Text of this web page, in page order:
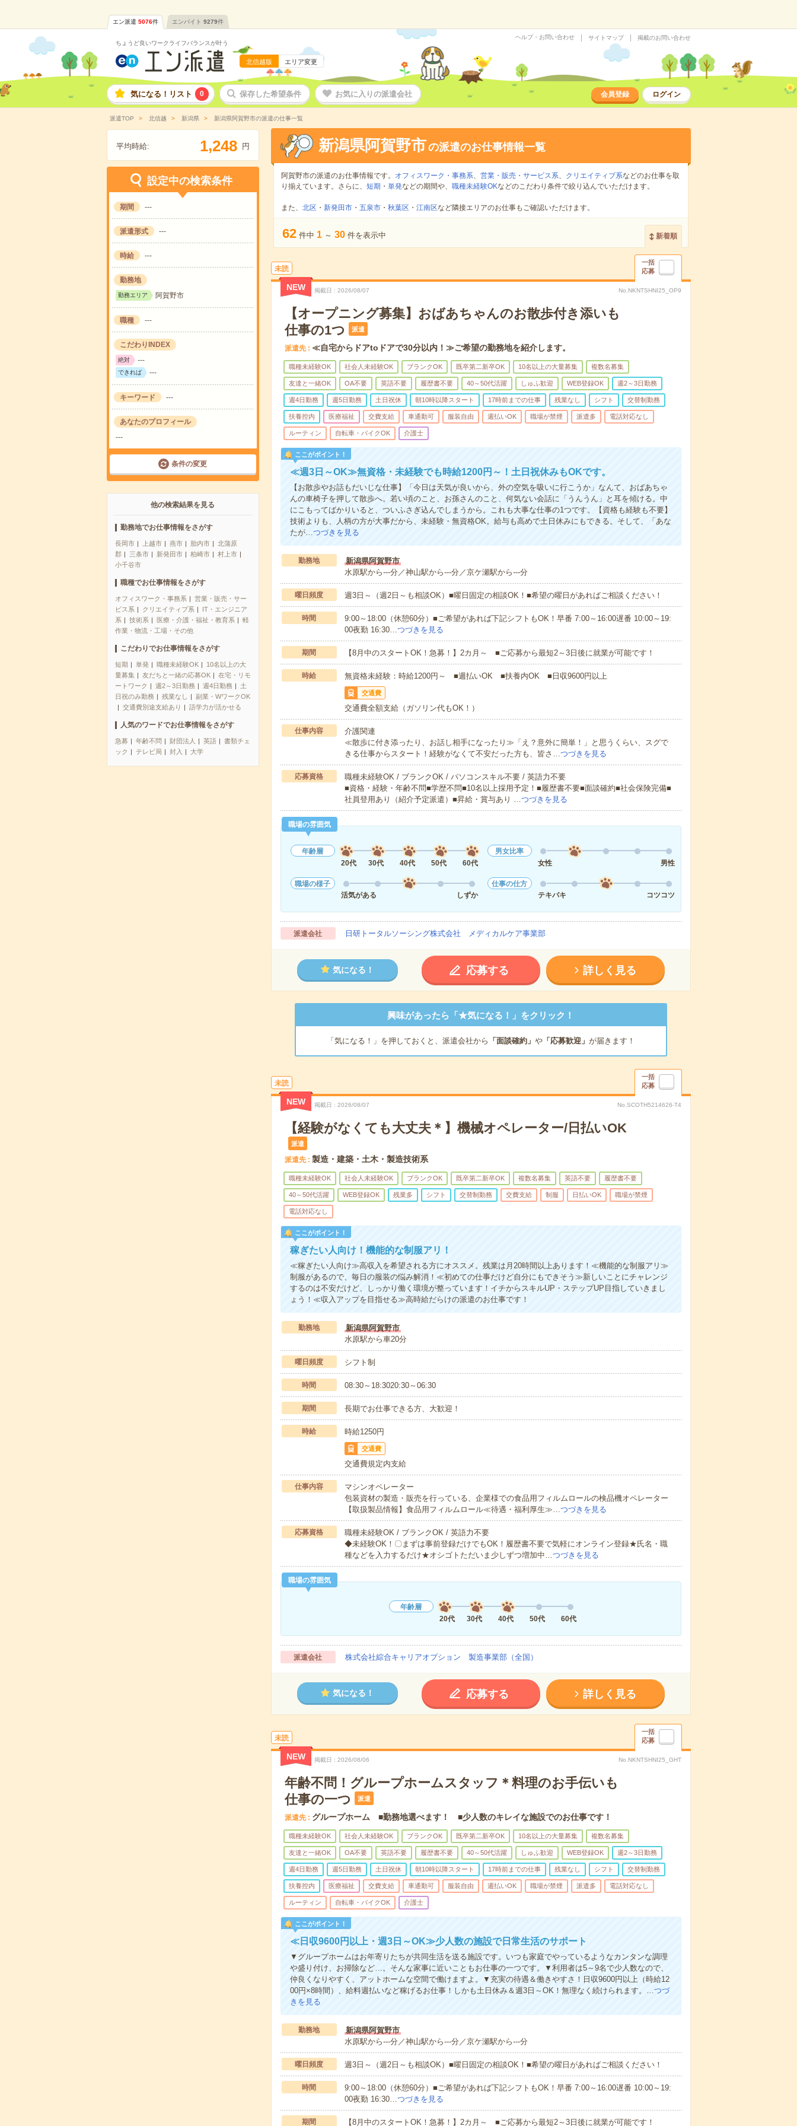
エン派遣 5076件 エンバイト 9279件
ちょうど良いワークライフバランスが叶う
北信越版 エリア変更
ヘルプ・お問い合わせ サイトマップ 掲載のお問い合わせ
気になる！リスト 0 保存した希望条件 お気に入りの派遣会社 会員登録 ログイン
派遣TOP 北信越 新潟県 新潟県阿賀野市の派遣の仕事一覧
平均時給: 1,248 円
設定中の検索条件
期間 ---
派遣形式 ---
時給 ---
勤務地
勤務エリア 阿賀野市
職種 ---
こだわりINDEX
絶対 ---
できれば ---
キーワード ---
あなたのプロフィール
---
条件の変更
他の検索結果を見る
勤務地でお仕事情報をさがす
長岡市 上越市 燕市 胎内市
北蒲原
郡
三条市 新発田市 柏崎市
村上市
小千谷市
職種でお仕事情報をさがす
オフィスワーク・事務系
営業・販売・サー
ビス系
クリエイティブ系
IT・エンジニア
系
技術系 医療・介護・福祉・教育系
軽
作業・物流・工場・その他
こだわりでお仕事情報をさがす
短期 単発 職種未経験OK
10名以上の大
量募集
友だちと一緒の応募OK
在宅・リモ
ートワーク
週2～3日勤務 週4日勤務
土
日祝のみ勤務
残業なし
副業・WワークOK
交通費別途支給あり
語学力が活かせる
人気のワードでお仕事情報をさがす
急募 年齢不問 財団法人 英語
書類チェ
ック
テレビ局 封入 大学
新潟県阿賀野市の派遣のお仕事情報一覧
阿賀野市の派遣のお仕事情報です。 オフィスワーク・事務系、 営業・販売・サービス系、 クリエイティブ系などのお仕事を取
り揃えています。さらに、 短期 ・ 単発などの期間や、 職種未経験OKなどのこだわり条件で絞り込んでいただけます。
また、 北区 ・ 新発田市・ 五泉市・ 秋葉区 ・ 江南区など隣接エリアのお仕事もご確認いただけます。
62 件中 1 ～ 30 件を表示中 新着順
未読
一括
応募
NEW 掲載日 2026/08/07 No.NKNTSHNI25_OP9
【オープニング募集】おばあちゃんのお散歩付き添いも
仕事の1つ
派遣
派遣先 ≪自宅からドアtoドアで30分以内！≫ご希望の勤務地を紹介します。
職種未経験OK 社会人未経験OK ブランクOK 既卒第二新卒OK 10名以上の大量募集 複数名募集
友達と一緒OK OA不要 英語不要 履歴書不要 40～50代活躍 しゅふ歓迎 WEB登録OK 週2～3日勤務
週4日勤務 週5日勤務 土日祝休 朝10時以降スタート 17時前までの仕事 残業なし シフト 交替制勤務
扶養控内 医療福祉 交費支給 車通勤可 服装自由 週払いOK 職場が禁煙 派遣多 電話対応なし
ルーティン 自転車・バイクOK 介護士
ここがポイント！
≪週3日～OK≫無資格・未経験でも時給1200円～！土日祝休みもOKです。
【お散歩やお話もだいじな仕事】「今日は天気が良いから、外の空気を吸いに行こうか」なんて、おばあちゃ
んの車椅子を押して散歩へ。若い頃のこと、お孫さんのこと、何気ない会話に「うんうん」と耳を傾ける。中
にこもってばかりいると、ついふさぎ込んでしまうから。これも大事な仕事の1つです。【資格も経験も不要】
技術よりも、人柄の方が大事だから、未経験・無資格OK。給与も高めで土日休みにもできる。そして、「あな
たが…つづきを見る
勤務地
新潟県阿賀野市
水原駅から---分／神山駅から---分／京ケ瀬駅から---分
曜日頻度 週3日～（週2日～も相談OK）■曜日固定の相談OK！■希望の曜日があればご相談ください！
時間
9:00～18:00（休憩60分）■ご希望があれば下記シフトもOK！早番 7:00～16:00遅番 10:00～19:
00夜勤 16:30…つづきを見る
期間 【8月中のスタートOK！急募！】2カ月～ ■ご応募から最短2～3日後に就業が可能です！
時給 無資格未経験：時給1200円～ ■週払いOK ■扶養内OK ■日収9600円以上
交通費
交通費全額支給（ガソリン代もOK！）
仕事内容
介護関連
≪散歩に付き添ったり、お話し相手になったり≫「え？意外に簡単！」と思うくらい、スグで
きる仕事からスタート！経験がなくて不安だった方も、皆さ…つづきを見る
応募資格
職種未経験OK / ブランクOK / パソコンスキル不要 / 英語力不要
■資格・経験・年齢不問■学歴不問■10名以上採用予定！■履歴書不要■面談確約■社会保険完備■
社員登用あり（紹介予定派遣）■昇給・賞与あり …つづきを見る
職場の雰囲気
年齢層
20代
30代 40代 50代 60代
男女比率
女性
男性
職場の様子
活気がある
しずか
仕事の仕方
テキパキ
コツコツ
派遣会社 日研トータルソーシング株式会社 メディカルケア事業部
気になる！ 応募する 詳しく見る
興味があったら「★気になる！」をクリック！
「気になる！」を押しておくと、派遣会社から 「面談確約」 や「応募歓迎」 が届きます！
未読
一括
応募
NEW 掲載日 2026/08/07 No.SCOTH5214626-T4
【経験がなくても大丈夫＊】機械オペレーター/日払いOK
派遣
派遣先 製造・建築・土木・製造技術系
職種未経験OK 社会人未経験OK ブランクOK 既卒第二新卒OK 複数名募集 英語不要 履歴書不要
40～50代活躍 WEB登録OK 残業多 シフト 交替制勤務 交費支給 制服 日払いOK 職場が禁煙
電話対応なし
ここがポイント！
稼ぎたい人向け！機能的な制服アリ！
≪稼ぎたい人向け≫高収入を希望される方にオススメ。残業は月20時間以上あります！≪機能的な制服アリ≫
制服があるので、毎日の服装の悩み解消！≪初めての仕事だけど自分にもできそう≫新しいことにチャレンジ
するのは不安だけど、しっかり働く環境が整っています！イチからスキルUP・ステップUP目指していきまし
ょう！≪収入アップを目指せる≫高時給だらけの派遣のお仕事です！
勤務地
新潟県阿賀野市
水原駅から車20分
曜日頻度 シフト制
時間 08:30～18:3020:30～06:30
期間 長期でお仕事できる方、大歓迎！
時給 時給1250円
交通費
交通費規定内支給
仕事内容
マシンオペレーター
包装資材の製造・販売を行っている、企業様での食品用フィルムロールの検品機オペレーター
【取扱製品情報】食品用フィルムロール≪待遇・福利厚生≫…つづきを見る
応募資格
職種未経験OK / ブランクOK / 英語力不要
◆未経験OK！〇まずは事前登録だけでもOK！履歴書不要で気軽にオンライン登録★氏名・職
種などを入力するだけ★オシゴトただいま少しずつ増加中…つづきを見る
職場の雰囲気
年齢層
20代
30代 40代 50代 60代
派遣会社 株式会社綜合キャリアオプション 製造事業部（全国）
気になる！ 応募する 詳しく見る
未読
一括
応募
NEW 掲載日 2026/08/06 No.NKNTSHNI25_GHT
年齢不問！グループホームスタッフ＊料理のお手伝いも
仕事の一つ
派遣
派遣先 グループホーム ■勤務地選べます！ ■少人数のキレイな施設でのお仕事です！
職種未経験OK 社会人未経験OK ブランクOK 既卒第二新卒OK 10名以上の大量募集 複数名募集
友達と一緒OK OA不要 英語不要 履歴書不要 40～50代活躍 しゅふ歓迎 WEB登録OK 週2～3日勤務
週4日勤務 週5日勤務 土日祝休 朝10時以降スタート 17時前までの仕事 残業なし シフト 交替制勤務
扶養控内 医療福祉 交費支給 車通勤可 服装自由 週払いOK 職場が禁煙 派遣多 電話対応なし
ルーティン 自転車・バイクOK 介護士
ここがポイント！
≪日収9600円以上・週3日～OK≫少人数の施設で日常生活のサポート
▼グループホームはお年寄りたちが共同生活を送る施設です。いつも家庭でやっているようなカンタンな調理
や盛り付け、お掃除など…。そんな家事に近いこともお仕事の一つです。▼利用者は5～9名で少人数なので、
仲良くなりやすく、アットホームな空間で働けますよ。▼充実の待遇＆働きやすさ！日収9600円以上（時給12
00円×8時間）、給料週払いなど稼げるお仕事！しかも土日休み＆週3日～OK！無理なく続けられます。… つづ
きを見る
勤務地
新潟県阿賀野市
水原駅から---分／神山駅から---分／京ケ瀬駅から---分
曜日頻度 週3日～（週2日～も相談OK）■曜日固定の相談OK！■希望の曜日があればご相談ください！
時間
9:00～18:00（休憩60分）■ご希望があれば下記シフトもOK！早番 7:00～16:00遅番 10:00～19:
00夜勤 16:30… つづきを見る
期間 【8月中のスタートOK！急募！】2カ月～ ■ご応募から最短2～3日後に就業が可能です！